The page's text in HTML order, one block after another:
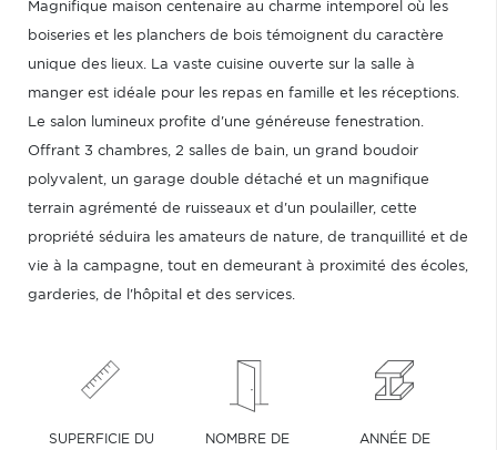
Magnifique maison centenaire au charme intemporel où les
boiseries et les planchers de bois témoignent du caractère
unique des lieux. La vaste cuisine ouverte sur la salle à
manger est idéale pour les repas en famille et les réceptions.
Le salon lumineux profite d'une généreuse fenestration.
Offrant 3 chambres, 2 salles de bain, un grand boudoir
polyvalent, un garage double détaché et un magnifique
terrain agrémenté de ruisseaux et d'un poulailler, cette
propriété séduira les amateurs de nature, de tranquillité et de
vie à la campagne, tout en demeurant à proximité des écoles,
garderies, de l'hôpital et des services.
SUPERFICIE DU
NOMBRE DE
ANNÉE DE